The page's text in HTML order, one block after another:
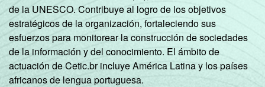
de la UNESCO. Contribuye al logro de los objetivos
estratégicos de la organización, fortaleciendo sus
esfuerzos para monitorear la construcción de sociedades
de la información y del conocimiento. El ámbito de
actuación de Cetic.br incluye América Latina y los países
africanos de lengua portuguesa.